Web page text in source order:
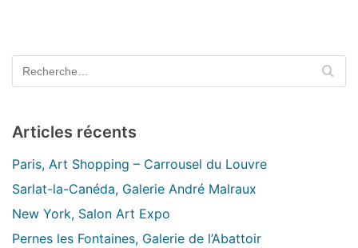
Articles récents
Paris, Art Shopping – Carrousel du Louvre
Sarlat-la-Canéda, Galerie André Malraux
New York, Salon Art Expo
Pernes les Fontaines, Galerie de l’Abattoir